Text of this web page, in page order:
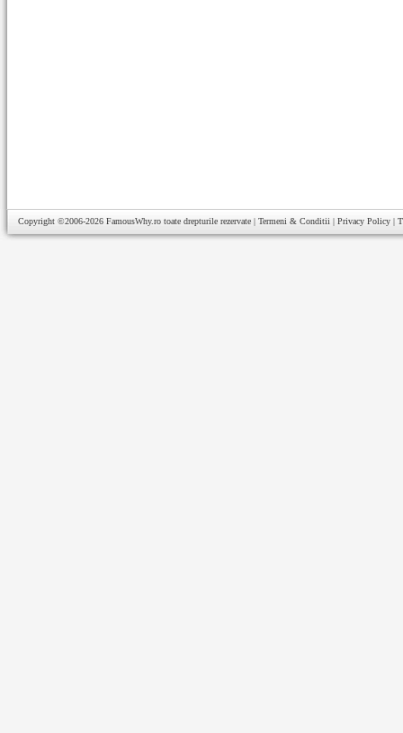
Copyright ©2006-2026 FamousWhy.ro toate drepturile rezervate | Termeni & Conditii | Privacy Policy |